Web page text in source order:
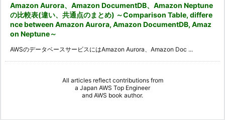
Amazon Aurora、Amazon DocumentDB、Amazon Neptune
の比較表(違い、共通点のまとめ) ～Comparison Table, differe
nce between Amazon Aurora, Amazon DocumentDB, Amaz
on Neptune～
AWSのデータベースサービスにはAmazon Aurora、Amazon Doc ...
All articles reflect contributions from
a Japan AWS Top Engineer
and AWS book author.